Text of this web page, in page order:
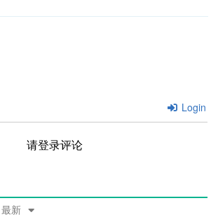
Login
请登录评论
最新